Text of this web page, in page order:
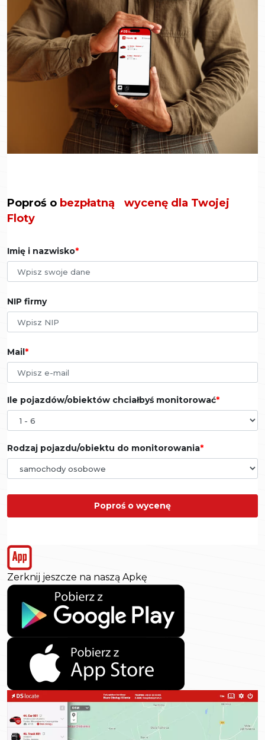
Poproś o bezpłatną wycenę dla Twojej
Floty
Imię i nazwisko
NIP firmy
Mail
Ile pojazdów/obiektów chciałbyś monitorować
Rodzaj pojazdu/obiektu do monitorowania
Poproś o wycenę
Zerknij jeszcze na naszą Apkę